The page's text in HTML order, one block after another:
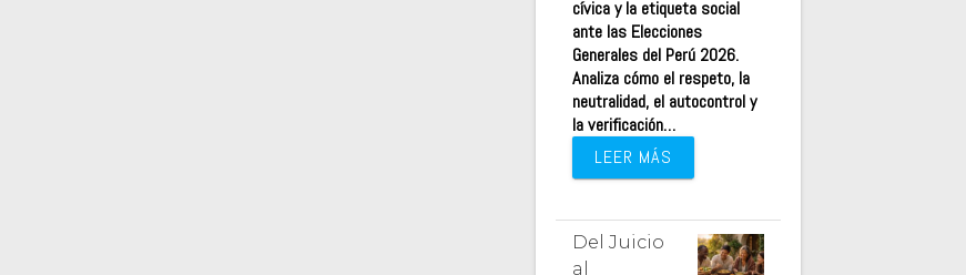
cívica y la etiqueta social
ante las Elecciones
Generales del Perú 2026.
Analiza cómo el respeto, la
neutralidad, el autocontrol y
la verificación…
LEER MÁS
Del Juicio
al